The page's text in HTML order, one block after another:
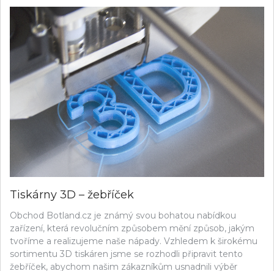
Tiskárny 3D – žebříček
Obchod Botland.cz je známý svou bohatou nabídkou
zařízení, která revolučním způsobem mění způsob, jakým
tvoříme a realizujeme naše nápady. Vzhledem k širokému
sortimentu 3D tiskáren jsme se rozhodli připravit tento
žebříček, abychom našim zákazníkům usnadnili výběr